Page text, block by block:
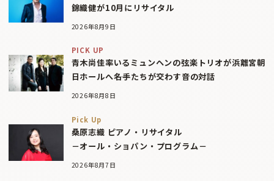
錦織健が10月にリサイタル
2026年8月9日
PICK UP
青木尚佳率いるミュンヘンの弦楽トリオが浜離宮朝
日ホールへ――名手たちが交わす音の対話
2026年8月8日
Pick Up
桑原志織 ピアノ・リサイタル
－オール・ショパン・プログラム－
2026年8月7日